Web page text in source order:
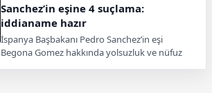
Sanchez’in eşine 4 suçlama:
iddianame hazır
İspanya Başbakanı Pedro Sanchez’in eşi
Begona Gomez hakkında yolsuzluk ve nüfuz